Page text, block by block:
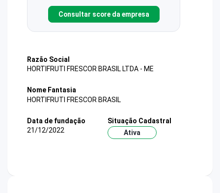
Consultar score da empresa
Razão Social
HORTIFRUTI FRESCOR BRASIL LTDA - ME
Nome Fantasia
HORTIFRUTI FRESCOR BRASIL
Data de fundação
21/12/2022
Situação Cadastral
Ativa